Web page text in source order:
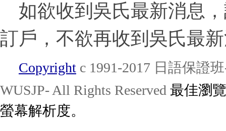
如欲收到吳氏最新消息
訂戶，不欲再收到吳氏最
Copyright c 1991-2017 日語保證
WUSJP- All Rights Reserved 最佳瀏
螢幕解析度。